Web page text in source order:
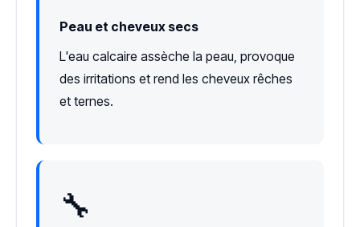
Peau et cheveux secs
L'eau calcaire assèche la peau, provoque
des irritations et rend les cheveux rêches
et ternes.
🔧